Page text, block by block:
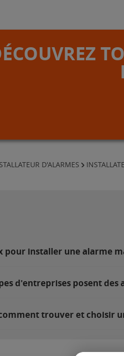
D'ALARMES
pour installer une alarme
d'entreprises posent des
trouver et choisir